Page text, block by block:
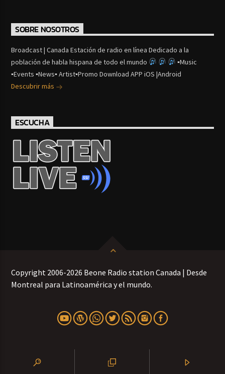
SOBRE NOSOTROS
Broadcast | Canada Estación de radio en línea Dedicado a la
población de habla hispana de todo el mundo
▪Music
▪Events ▪News▪ Artist▪Promo Download APP iOS |Android
Descubrir más
ESCUCHA
Copyright 2006-2026 Beone Radio station Canada | Desde
Montreal para Latinoamérica y el mundo.